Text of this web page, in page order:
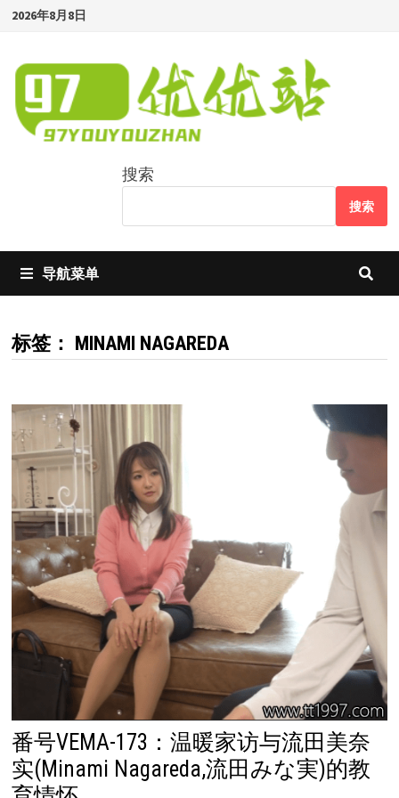
Skip
content
2026年8月8日
搜索
搜索
导航菜单
标签： MINAMI NAGAREDA
番号VEMA-173：温暖家访与流田美奈
实(Minami Nagareda,流田みな実)的教